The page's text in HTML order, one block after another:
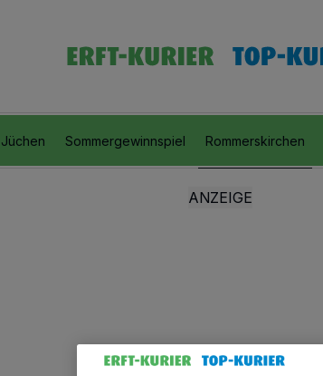
Jüchen Sommergewinnspiel Rommerskirchen